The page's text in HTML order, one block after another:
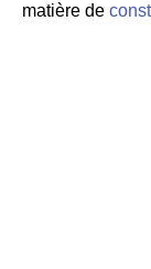
matière de